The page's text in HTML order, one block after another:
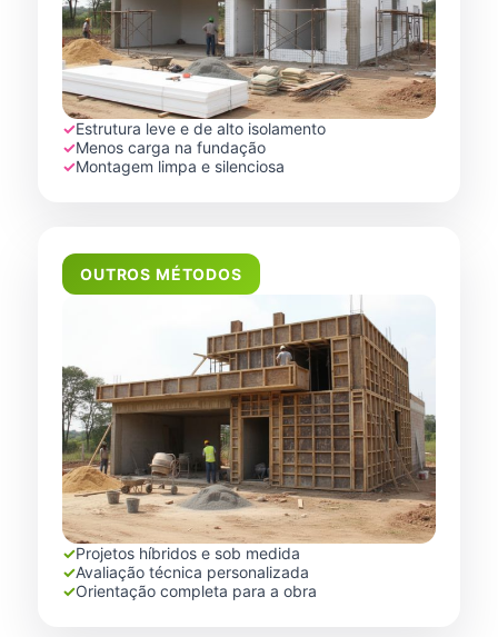
✓Estrutura leve e de alto isolamento
✓Menos carga na fundação
✓Montagem limpa e silenciosa
OUTROS MÉTODOS
✓Projetos híbridos e sob medida
✓Avaliação técnica personalizada
✓Orientação completa para a obra